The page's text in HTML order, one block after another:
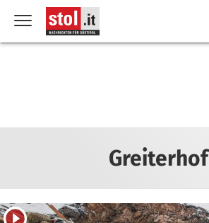
Greiterhof